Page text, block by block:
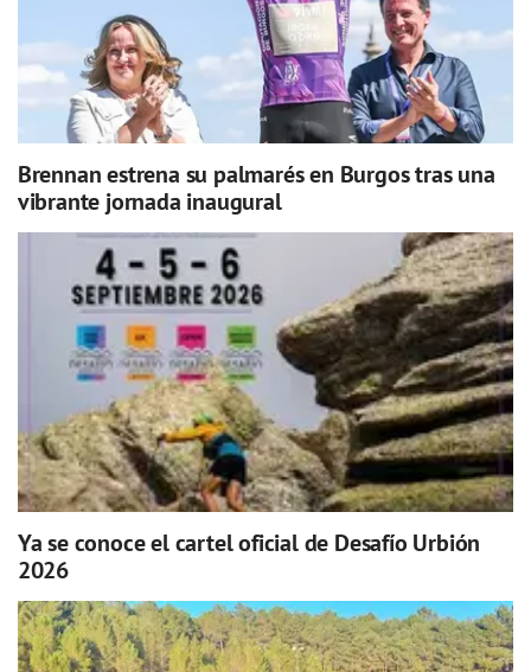
Brennan estrena su palmarés en Burgos tras una
vibrante jornada inaugural
Ya se conoce el cartel oficial de Desafío Urbión
2026